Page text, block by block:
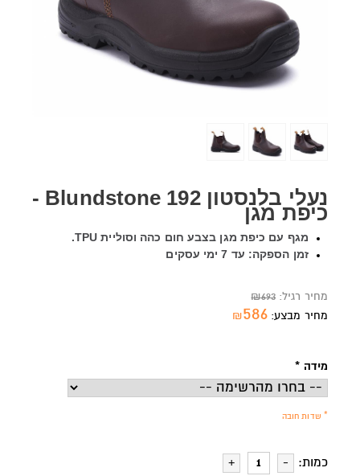
נעלי בלנסטון Blundstone 192 -
כיפת מגן
מגף עם כיפת מגן בצבע חום כהה וסוליית TPU.
זמן הספקה: עד 7 ימי עסקים
מחיר רגיל: ₪693
מחיר מבצע:
₪586
מידה *
* שדות חובה
כמות: